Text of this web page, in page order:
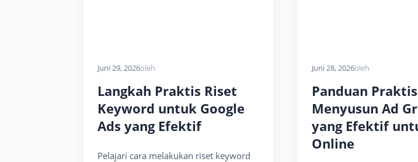
Juni 29, 2026oleh
Langkah Praktis Riset
Keyword untuk Google
Ads yang Efektif
Pelajari cara melakukan riset keyword
Juni 28, 2026oleh
Panduan Praktis
Menyusun Ad
yang Efektif
Online